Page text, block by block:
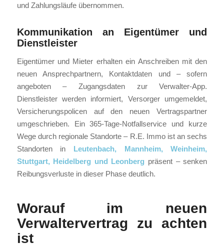
und Zahlungsläufe übernommen.
Kommunikation an Eigentümer und
Dienstleister
Eigentümer und Mieter erhalten ein Anschreiben mit den
neuen Ansprechpartnern, Kontaktdaten und – sofern
angeboten – Zugangsdaten zur Verwalter-App.
Dienstleister werden informiert, Versorger umgemeldet,
Versicherungspolicen auf den neuen Vertragspartner
umgeschrieben. Ein 365-Tage-Notfallservice und kurze
Wege durch regionale Standorte – R.E. Immo ist an sechs
Standorten in Leutenbach, Mannheim, Weinheim,
Stuttgart, Heidelberg und Leonberg präsent – senken
Reibungsverluste in dieser Phase deutlich.
Worauf im neuen
Verwaltervertrag zu achten
ist